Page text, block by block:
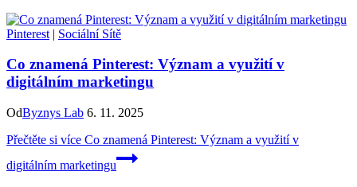
Pinterest | Sociální Sítě
Co znamená Pinterest: Význam a využití v
digitálním marketingu
OdByznys Lab 6. 11. 2025
Přečtěte si více Co znamená Pinterest: Význam a využití v
digitálním marketingu